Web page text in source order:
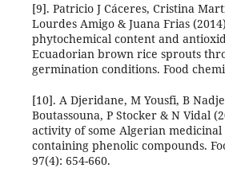
[9]. Patricio J Cáceres, Cristina
Lourdes Amigo & Juana Frias
phytochemical content and
Ecuadorian brown rice sprouts
germination conditions. Food
[10]. A Djeridane, M Yousfi, B
Boutassouna, P Stocker & N Vidal
activity of some Algerian
containing phenolic compounds.
97(4): 654-660.